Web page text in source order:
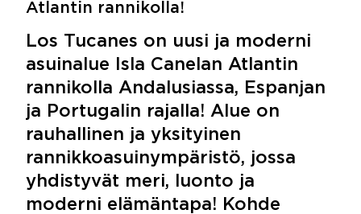
Atlantin rannikolla!
Los Tucanes on uusi ja moderni
asuinalue Isla Canelan Atlantin
rannikolla Andalusiassa, Espanjan
ja Portugalin rajalla! Alue on
rauhallinen ja yksityinen
rannikkoasuinympäristö, jossa
yhdistyvät meri, luonto ja
moderni elämäntapa! Kohde